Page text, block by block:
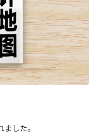
した。